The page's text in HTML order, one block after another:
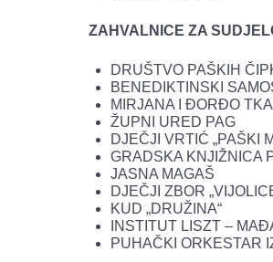
ZAHVALNICE ZA
DRUŠTVO PAŠKIH
BENEDIKTINSKI
MIRJANA I ĐORĐO
ŽUPNI URED PAG
DJEČJI VRTIĆ „PAŠKI
GRADSKA KNJIŽNICA
JASNA MAGAŠ
DJEČJI ZBOR
KUD „DRUŽINA“
INSTITUT LISZT –
PUHAČKI ORKESTAR